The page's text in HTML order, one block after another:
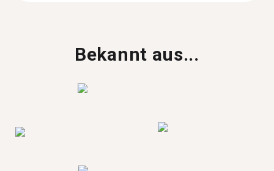
Bekannt aus...